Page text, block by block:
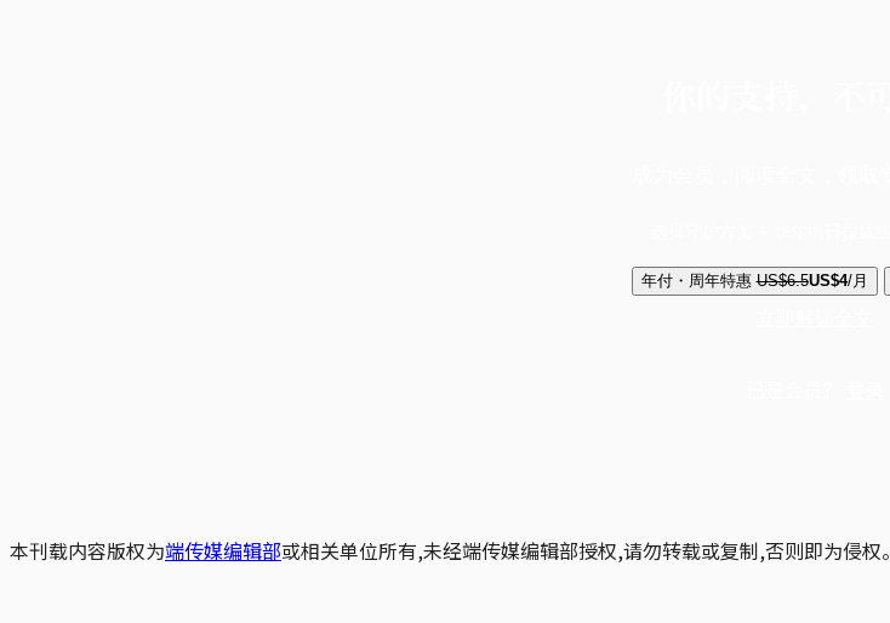
年付・周年特惠 US$6.5US$4/月
本刊载内容版权为端传媒编辑部或相关单位所有,未经端传媒编辑部授权,请勿转载或复制,否则即为侵权。